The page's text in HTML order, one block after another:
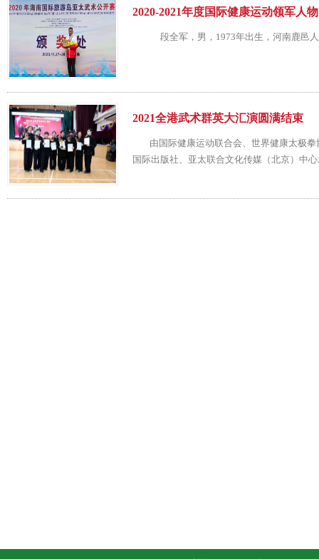
2020-2021年度国际健康运动领军人
段全军，男，1973年出生，河南鹿
2021全港武术群英大汇演圆满结束
由国际健康运动联合会、世界健康太极拳
国际出版社、亚太联合文化传媒（北京）中